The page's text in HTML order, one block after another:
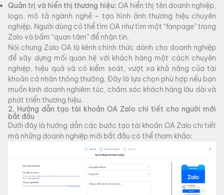
Quản trị và hiển thị thương hiệu: OA hiển thị tên doanh nghiệp,
logo, mô tả ngành nghề – tạo hình ảnh thương hiệu chuyên
nghiệp. Người dùng có thể tìm OA như tìm một “fanpage” trong
Zalo và bấm “quan tâm” để nhận tin.
Nói chung Zalo OA là kênh chính thức dành cho doanh nghiệp
để xây dựng mối quan hệ với khách hàng một cách chuyên
nghiệp, hiệu quả và có kiểm soát, vượt xa khả năng của tài
khoản cá nhân thông thường. Đây là lựa chọn phù hợp nếu bạn
muốn kinh doanh nghiêm túc, chăm sóc khách hàng lâu dài và
phát triển thương hiệu.
2. Hướng dẫn tạo tài khoản OA Zalo chi tiết cho người mới
bắt đầu
Dưới đây là hướng dẫn các bước tạo tài khoản OA Zalo chi tiết
mà những doanh nghiệp mới bắt đầu có thể tham khảo: